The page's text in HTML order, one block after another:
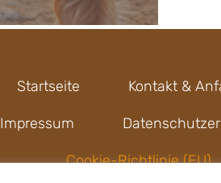
Startseite Kontakt &
Impressum
Cookie-Richtlinie (EU)